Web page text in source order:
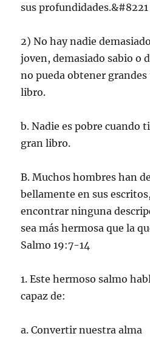
sus profundidades.&#8221
2) No hay nadie
joven, demasiado sabio o
no pueda obtener grandes
libro.
b. Nadie es pobre cuando
gran libro.
B. Muchos hombres han
bellamente en sus
encontrar ninguna
sea más hermosa que la
Salmo 19:7-14
1. Este hermoso salmo
capaz de:
a. Convertir nuestra alma